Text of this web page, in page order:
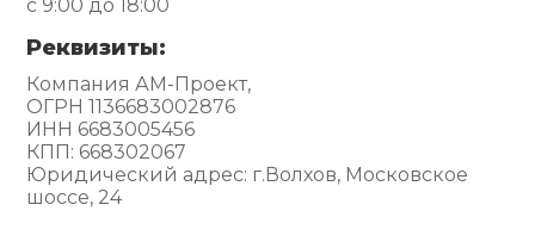
с 9:00 до 18:00
Реквизиты:
Компания АМ-Проект,
ОГРН 1136683002876
ИНН 6683005456
КПП: 668302067
Юридический адрес: г.Волхов, Московское
шоссе, 24